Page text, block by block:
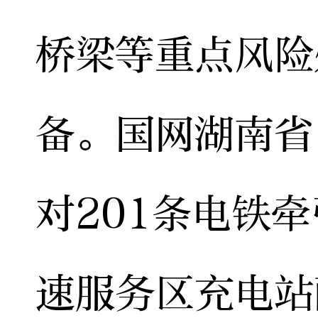
桥梁等重点风
备。国网湖南
对201条电铁
速服务区充电